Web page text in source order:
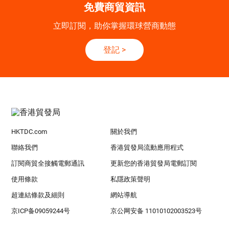
免費商貿資訊
立即訂閱，助你掌握環球營商動態
登記 >
HKTDC.com 關於我們
聯絡我們 香港貿發局流動應用程式
訂閱商貿全接觸電郵通訊 更新您的香港貿發局電郵訂閱
使用條款 私隱政策聲明
超連結條款及細則 網站導航
京ICP备09059244号 京公网安备 11010102003523号